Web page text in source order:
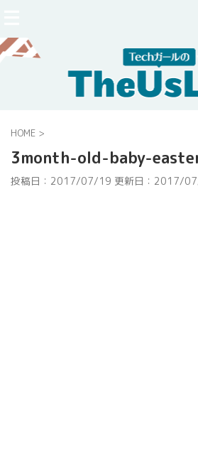
HOME >
3month-old-baby-
投稿日：2017/07/19 更新日： 2017/